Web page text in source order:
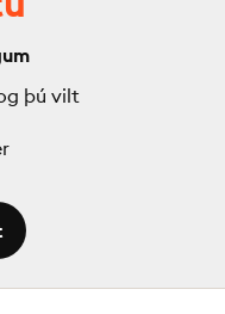
þú vilt